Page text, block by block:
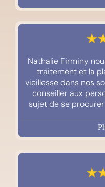
Nathalie Firminy
traitement et la
vieillesse dans nos
conseiller aux
sujet de se